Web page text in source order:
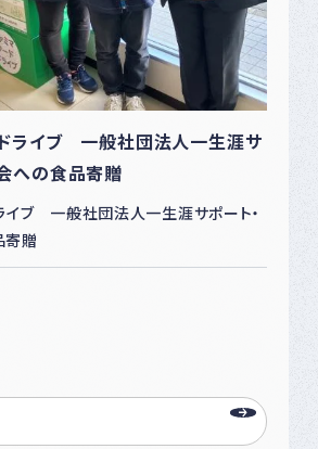
ドライブ 一般社団法人一生涯サ
への食品寄贈
イブ 一般社団法人一生涯サポート・
寄贈